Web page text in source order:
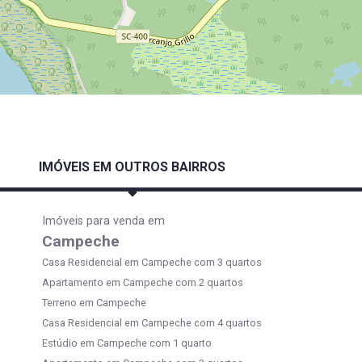
IMÓVEIS EM OUTROS BAIRROS
Imóveis para venda em
Campeche
Casa Residencial em Campeche com 3 quartos
Apartamento em Campeche com 2 quartos
Terreno em Campeche
Casa Residencial em Campeche com 4 quartos
Estúdio em Campeche com 1 quarto